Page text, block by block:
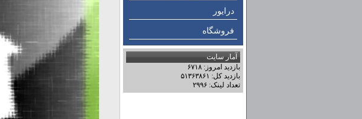
درایور
فروشگاه
آمار سایت
بازدید امروز: ۶۷۱۸
بازدید کل: ۵۱۳۶۳۸۶۱
تعداد لینک: ۲۹۹۶